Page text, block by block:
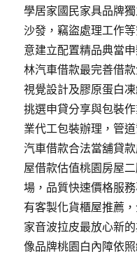
學居家國民家具品牌
沙發，竊盜處理工作
意建立配置精品典當
林汽車借款最完善借
視覺設計及膠原蛋白
挑選申貸分享與包裝
業代工包裝辦理，管
汽車借款合法當舖貸
屋借款估值桃園房屋
場，品質快速價格服
有客製化貨櫃屋推薦
家音波拉皮最放心新
像品牌桃園白內障依